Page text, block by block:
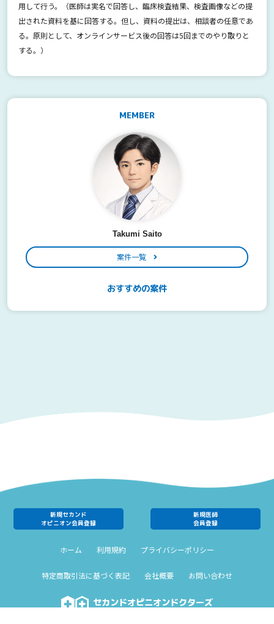
MEMBER
Takumi Saito
案件一覧
おすすめの案件
用して行う。（医師は実名で回答し、臨床検査結果、検査画像などの提
出された資料を基に回答する。但し、資料の提出は、相談者の任意であ
る。原則として、オンラインサービス後の回答は5回までのやり取りと
する。）
新規セカンド
オピニオン会員登録
新規医師
会員登録
ホーム 利用規約 プライバシーポリシー
特定商取引法に基づく表記 会社概要 お問い合わせ
セカンドオピニオンドクターズ